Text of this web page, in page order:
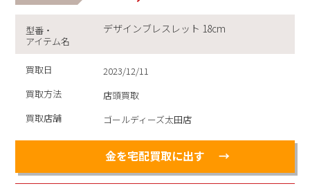
型番・
アイテム名
デザインブレスレット 18cm
買取日
2023/12/11
買取方法
店頭買取
買取店舗
ゴールディーズ太田店
金を宅配買取に出す